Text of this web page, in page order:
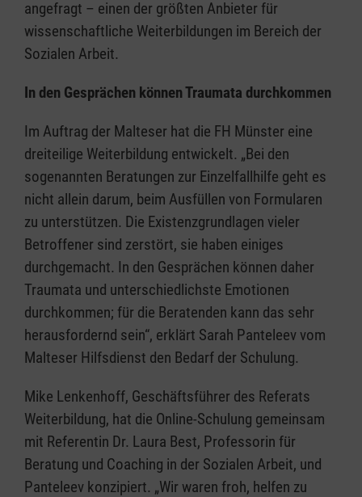
angefragt – einen der größten Anbieter für
wissenschaftliche Weiterbildungen im Bereich der
Sozialen Arbeit.
In den Gesprächen können Traumata durchkommen
Im Auftrag der Malteser hat die FH Münster eine
dreiteilige Weiterbildung entwickelt. „Bei den
sogenannten Beratungen zur Einzelfallhilfe geht es
nicht allein darum, beim Ausfüllen von Formularen
zu unterstützen. Die Existenzgrundlagen vieler
Betroffener sind zerstört, sie haben einiges
durchgemacht. In den Gesprächen können daher
Traumata und unterschiedlichste Emotionen
durchkommen; für die Beratenden kann das sehr
herausfordernd sein“, erklärt Sarah Panteleev vom
Malteser Hilfsdienst den Bedarf der Schulung.
Mike Lenkenhoff, Geschäftsführer des Referats
Weiterbildung, hat die Online-Schulung gemeinsam
mit Referentin Dr. Laura Best, Professorin für
Beratung und Coaching in der Sozialen Arbeit, und
Panteleev konzipiert. „Wir waren froh, helfen zu